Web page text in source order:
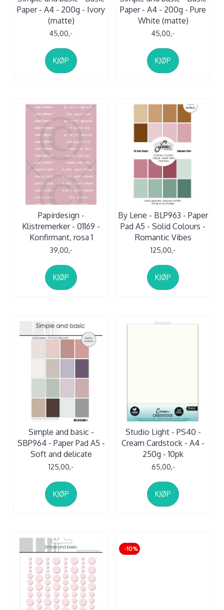
Paper - A4 - 200g - Ivory
(matte)
45,00,-
KJØP
Paper - A4 - 200g - Pure
White (matte)
45,00,-
KJØP
Papirdesign -
Klistremerker - 01169 -
Konfirmant, rosa 1
39,00,-
KJØP
By Lene - BLP963 - Paper
Pad A5 - Solid Colours -
Romantic Vibes
125,00,-
KJØP
Simple and basic -
SBP964 - Paper Pad A5 -
Soft and delicate
125,00,-
KJØP
Studio Light - PS40 -
Cream Cardstock - A4 -
250g - 10pk
65,00,-
KJØP
-10%